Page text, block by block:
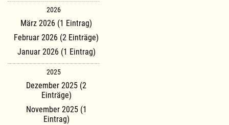
2026
März 2026 (1 Eintrag)
Februar 2026 (2 Einträge)
Januar 2026 (1 Eintrag)
2025
Dezember 2025 (2
Einträge)
November 2025 (1
Eintrag)